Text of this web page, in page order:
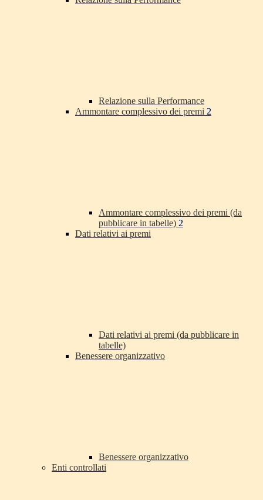
Relazione sulla Performance
Ammontare complessivo dei premi 2
Ammontare complessivo dei premi (da
pubblicare in tabelle) 2
Dati relativi ai premi
Dati relativi ai premi (da pubblicare in
tabelle)
Benessere organizzativo
Benessere organizzativo
Enti controllati